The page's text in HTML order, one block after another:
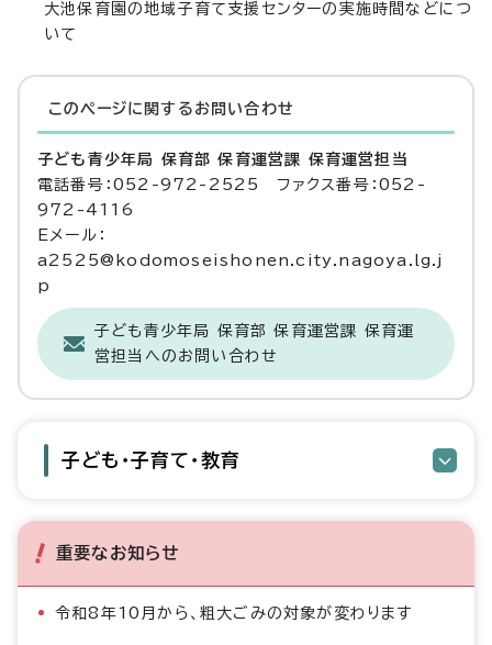
大池保育園の地域子育て支援センターの実施時間などにつ
いて
このページに関する お問い合わせ
子ども青少年局 保育部 保育運営課 保育運営担当
電話番号：052-972-2525 ファクス番号：052-
972-4116
Eメール：
a2525@kodomoseishonen.city.nagoya.lg.j
p
子ども青少年局 保育部 保育運営課 保育運
営担当へのお問い合わせ
子ども・子育て・教育
重要なお知らせ
令和8年10月から、粗大ごみの対象が変わります